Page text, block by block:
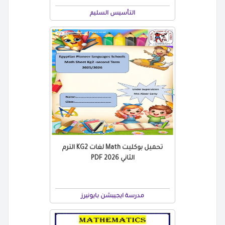
التأسيس السليم
تحميل بوكليت Math لغات KG2 الترم
الثاني 2026 PDF
مدرسة ايجيبشن بايونيرز